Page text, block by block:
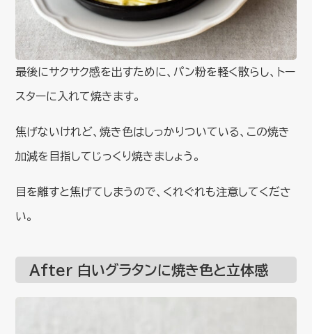
最後にサクサク感を出すために、パン粉を軽く散らし、トー
スターに入れて焼きます。
焦げないけれど、焼き色はしっかりついている、この焼き
加減を目指してじっくり焼きましょう。
目を離すと焦げてしまうので、くれぐれも注意してくださ
い。
After 白いグラタンに焼き色と立体感